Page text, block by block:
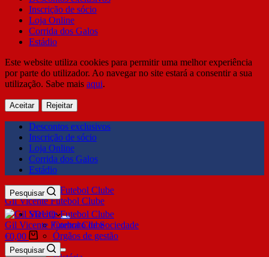
Inscrição de sócio
Loja Online
Corrida dos Galos
Estádio
Este website utiliza cookies para permitir uma melhor experiência
por parte do utilizador. Ao navegar no site estará a consentir a sua
utilização. Sabe mais aqui.
Aceitar Rejeitar
Descontos exclusivos
Inscrição de sócio
Loja Online
Corrida dos Galos
Estádio
Gil Vicente Futebol Clube
Pesquisar
SDUQ
Contrato de Sociedade
Órgãos de gestão
Clube
Gil Vicente Futebol Clube
€0,00
Pesquisar